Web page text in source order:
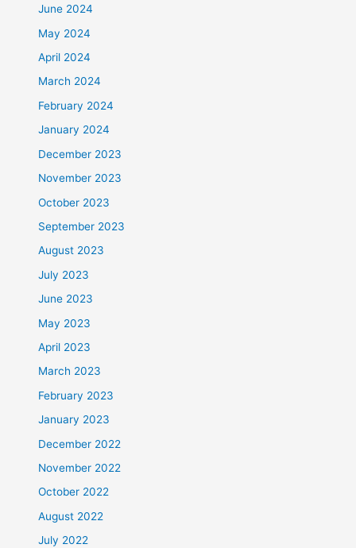
June 2024
May 2024
April 2024
March 2024
February 2024
January 2024
December 2023
November 2023
October 2023
September 2023
August 2023
July 2023
June 2023
May 2023
April 2023
March 2023
February 2023
January 2023
December 2022
November 2022
October 2022
August 2022
July 2022